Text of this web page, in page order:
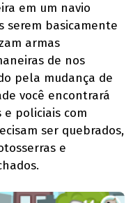
em um navio
serem basicamente
armas
de nos
pela mudança de
você encontrará
e policiais com
ser quebrados,
e